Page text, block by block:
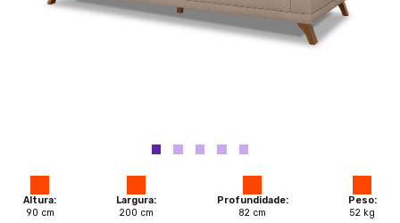
Altura:
90 cm
Largura:
200 cm
Profundidade:
82 cm
Peso:
52 kg